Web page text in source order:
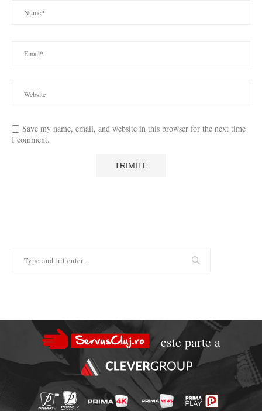
Save my name, email, and website in this browser for the next time
I comment.
este parte a